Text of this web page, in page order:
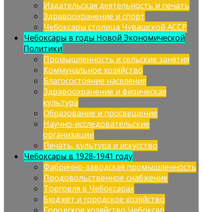
Издательская деятельность и печать
Здравоохранение и спорт
Чебоксары столица Чувашской АССР
Чебоксары в годы Новой Экономической
Политики
Промышленность и сельские занятия
Коммунальное хозяйство
Благосостояние населения
Здравоохранение и физическая
культура
Образование и просвещение
Научно-исследовательские
организации
Печать, культура и искусство
Чебоксары в 1928-1941 году
Фабрично-заводская промышленность
Продовольственное снабжение
Торговля в Чебоксарах
Бюджет и городское хозяйство